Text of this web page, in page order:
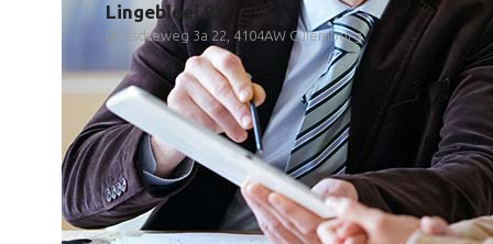
Lingebloei BV
Beesdseweg 3a 22, 4104AW Culemborg